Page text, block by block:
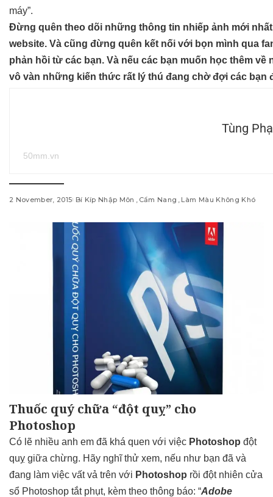
máy”.
Đừng quên theo dõi những thông tin nhiếp ảnh mới nhất
website. Và cũng đừng quên kết nối với bọn mình qua
phản hồi từ các bạn. Và nếu các bạn muốn học thêm
vô vàn những kiến thức rất lý thú đang chờ đợi các bạn
Tùng
50mm.vn
2 November, 2015 Bí Kíp Nhập Môn Cẩm Nang Làm Màu Không Khó
Thuốc quý chữa “đột quỵ” cho
Photoshop
Có lẽ nhiều anh em đã khá quen với việc Photoshop đột
quỵ giữa chừng. Hãy nghĩ thử xem, nếu như bạn đã và
đang làm việc vất vả trên với Photoshop rồi đột nhiên cửa
sổ Photoshop tắt phụt, kèm theo thông báo: “Adobe